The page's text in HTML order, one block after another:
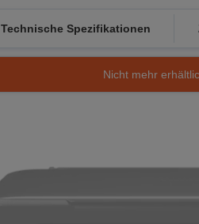
Technische Spezifikationen
Nicht mehr